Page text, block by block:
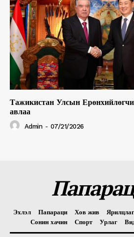
Тажикистан Улсын
авлаа
Admin - 07/21/2026
Эхлэл Папараци Хов жив
Сонин хачин
Спорт Урлаг